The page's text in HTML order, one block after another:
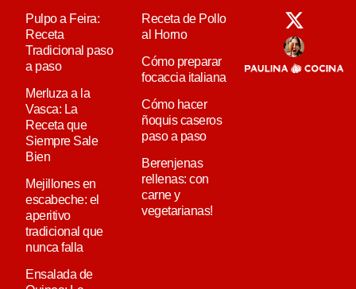
Pulpo a Feira:
Receta
Tradicional paso
a paso
Merluza a la
Vasca: La
Receta que
Siempre Sale
Bien
Mejillones en
escabeche: el
aperitivo
tradicional que
nunca falla
Ensalada de
Receta de Pollo
al Horno
Cómo preparar
focaccia italiana
Cómo hacer
ñoquis caseros
paso a paso
Berenjenas
rellenas: con
carne y
vegetarianas!